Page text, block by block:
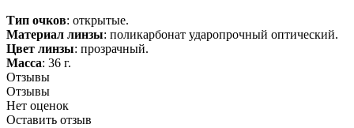
Тип очков: открытые.
Материал линзы: поликарбонат ударопрочный оптический.
Цвет линзы: прозрачный.
Масса: 36 г.
Отзывы
Отзывы
Нет оценок
Оставить отзыв